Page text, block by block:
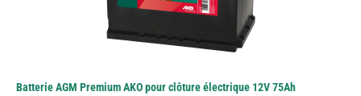
Batterie AGM Premium AKO pour clôture électrique 12V 75Ah